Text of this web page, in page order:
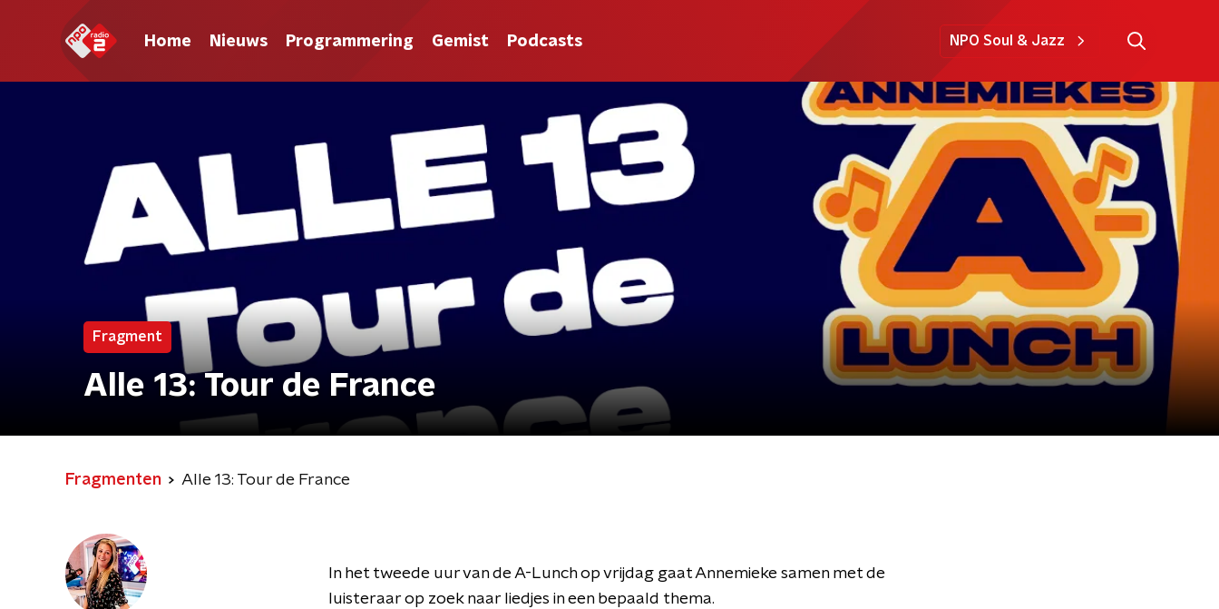
Home Nieuws Programmering Gemist Podcasts NPO Soul & Jazz
Fragment
Alle 13: Tour de France
Fragmenten Alle 13: Tour de France
In het tweede uur van de A-Lunch op vrijdag gaat Annemieke samen met de
luisteraar op zoek naar liedjes in een bepaald thema.